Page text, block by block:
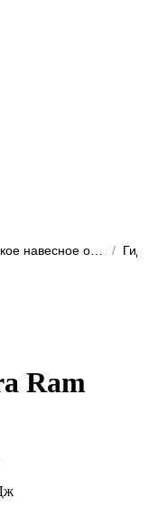
/
Ram